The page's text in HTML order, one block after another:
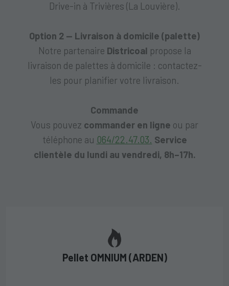
Drive-in à Trivières (La Louvière).
Option 2 — Livraison à domicile (palette)
Notre partenaire Districoal propose la
livraison de palettes à domicile : contactez-
les pour planifier votre livraison.
Commande
Vous pouvez commander en ligne ou par
téléphone au 064/22.47.03. Service
clientèle du lundi au vendredi, 8h–17h.
Pellet OMNIUM (ARDEN)